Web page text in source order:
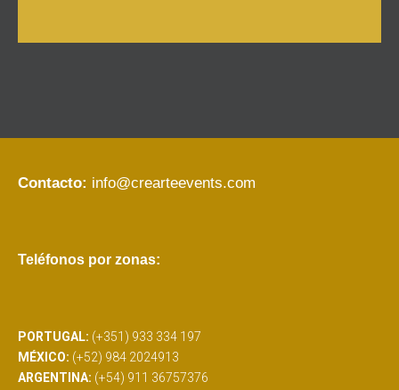
Contacto: info@crearteevents.com
Teléfonos por zonas:
PORTUGAL: (+351) 933 334 197
MÉXICO: (+52) 984 2024913
ARGENTINA: (+54) 911 36757376